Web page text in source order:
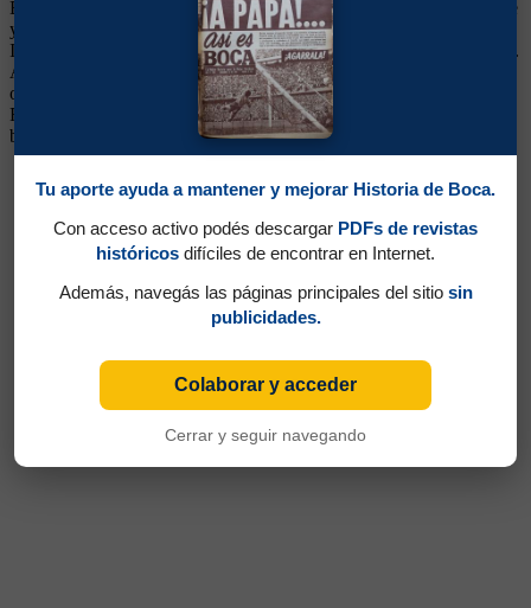
Bianchi lo confirmó como titular. Buen cabeceador, de fuerte remate
y sacrificado al máximo, le rindió a Bianchi destacándose en la final
Intercontinental en donde jugó de lateral izquierdo marcando a Figo.
Aquella noche fue impasable. A mediados del 2001, luego de ganar
otra Libertadores, se fue transferido al Shalke 04 de Alemania.
Regresó al club en el 2004, no anduvo bien en un equipo que tenía
bastantes problemas, y se fue a mitad del 2005.
Tu aporte ayuda a mantener y mejorar Historia de Boca.
Con acceso activo podés descargar PDFs de revistas
históricos difíciles de encontrar en Internet.
Además, navegás las páginas principales del sitio sin
publicidades.
Colaborar y acceder
Cerrar y seguir navegando